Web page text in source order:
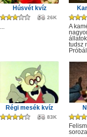
Húsvét kvíz
26K
...
A
tudsz
Régi mesék kvíz
83K